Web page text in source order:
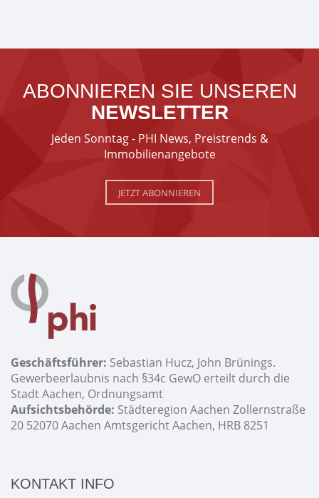
ABONNIEREN SIE UNSEREN
NEWSLETTER
Jeden Sonntag - PHI News, Preistrends &
Immobilienangebote
JETZT ABONNIEREN
Geschäftsführer: Sebastian Hucz, John Brünings.
Gewerbeerlaubnis nach §34c GewO erteilt durch die
Stadt Aachen, Ordnungsamt
Aufsichtsbehörde: Städteregion Aachen Zollernstraße
20 52070 Aachen Amtsgericht Aachen, HRB 8251
KONTAKT INFO